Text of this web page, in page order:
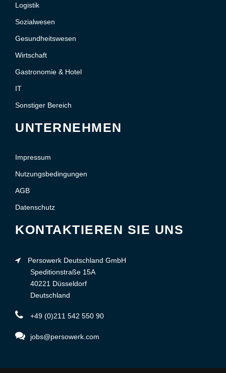
Logistik
Sozialwesen
Gesundheitswesen
Wirtschaft
Gastronomie & Hotel
IT
Sonstiger Bereich
UNTERNEHMEN
Impressum
Nutzungsbedingungen
AGB
Datenschutz
KONTAKTIEREN SIE UNS
Persowerk Deutschland GmbH
Speditionstraße 15A
40221 Düsseldorf
Deutschland
+49 (0)211 542 550 90
jobs@persowerk.com